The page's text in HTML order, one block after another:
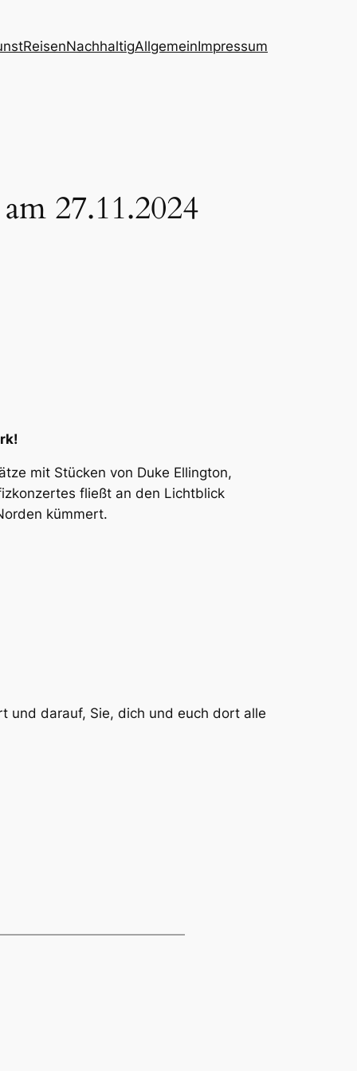
ReisenNachhaltigAllgemeinImpressum
27.11.2024
mit Stücken von Duke Ellington,
fließt an den Lichtblick
kümmert.
und darauf, Sie, dich und euch dort alle